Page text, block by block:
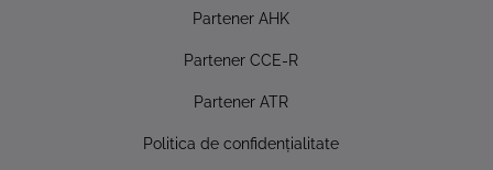
Partener AHK
Partener CCE-R
Partener ATR
Politica de confidențialitate